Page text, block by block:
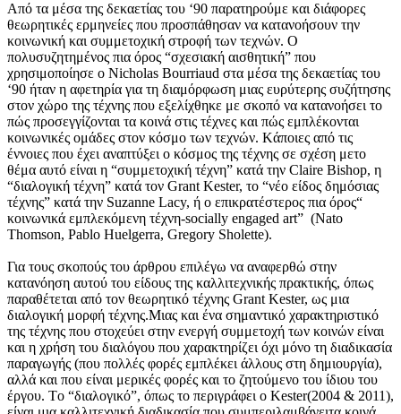
Aπό τα μέσα της δεκαετίας του ‘90 παρατηρούμε και διάφορες
θεωρητικές ερμηνείες που προσπάθησαν να κατανοήσουν την
κοινωνική και συμμετοχική στροφή των τεχνών. O
πολυσυζητημένος πια όρος “σχεσιακή αισθητική” που
χρησιμοποίησε ο Nicholas Bourriaud στα μέσα της δεκαετίας του
‘90 ήταν η αφετηρία για τη διαμόρφωση μιας ευρύτερης συζήτησης
στον χώρο της τέχνης που εξελίχθηκε με σκοπό να κατανοήσει το
πώς προσεγγίζονται τα κοινά στις τέχνες και πώς εμπλέκονται
κοινωνικές ομάδες στον κόσμο των τεχνών. Kάποιες από τις
έννοιες που έχει αναπτύξει ο κόσμος της τέχνης σε σχέση μετο
θέμα αυτό είναι η “συμμετοχική τέχνη” κατά την Claire Bishop, η
“διαλογική τέχνη” κατά τον Grant Kester, το “νέο είδος δημόσιας
τέχνης” κατά την Suzanne Lacy, ή ο επικρατέστερος πια όρος“
κοινωνικά εμπλεκόμενη τέχνη-socially engaged art” (Nato
Thomson, Pablo Huelgerra, Gregory Sholette).
Για τους σκοπούς του άρθρου επιλέγω να αναφερθώ στην
κατανόηση αυτού του είδους της καλλιτεχνικής πρακτικής, όπως
παραθέτεται από τον θεωρητικό τέχνης Grant Kester, ως μια
διαλογική μορφή τέχνης.Mιας και ένα σημαντικό χαρακτηριστικό
της τέχνης που στοχεύει στην ενεργή συμμετοχή των κοινών είναι
και η χρήση του διαλόγου που χαρακτηρίζει όχι μόνο τη διαδικασία
παραγωγής (που πολλές φορές εμπλέκει άλλους στη δημιουργία),
αλλά και που είναι μερικές φορές και το ζητούμενο του ίδιου του
έργου. Tο “διαλογικό”, όπως το περιγράφει ο Kester(2004 & 2011),